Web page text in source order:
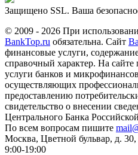
Защищено SSL. Ваша
© 2009 - 2026 При
BankTop.ru обязательна. Сайт
финансовые услуги,
справочный характер. На
услуги банков и
осуществляющих
предоставлению
свидетельство о внесении
Центрального Банка
По всем вопросам пишите
Москва, Цветной бульвар, д.
9:00-19:00